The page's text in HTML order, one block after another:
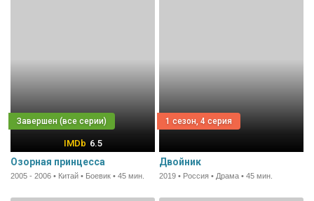
6.5
Озорная принцесса
2005 - 2006 • Китай • Боевик • 45 мин.
1 сезон, 4 серия
Двойник
2019 • Россия • Драма • 45 мин.